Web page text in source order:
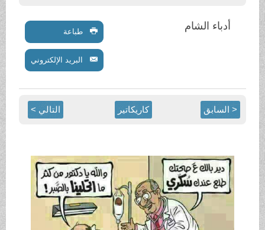
أدباء الشام طباعة
البريد الإلكتروني
< السابق كاريكاتير التالي >